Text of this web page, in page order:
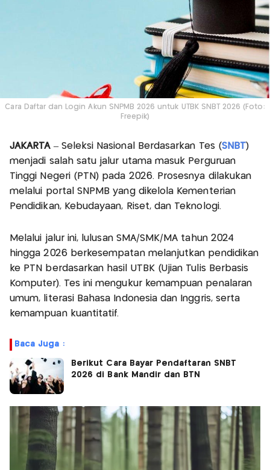
Cara Daftar dan Login Akun SNPMB 2026 untuk UTBK SNBT 2026 (Foto:
Freepik)
JAKARTA– Seleksi Nasional Berdasarkan Tes (SNBT)
menjadi salah satu jalur utama masuk Perguruan
Tinggi Negeri (PTN) pada 2026. Prosesnya dilakukan
melalui portal SNPMB yang dikelola Kementerian
Pendidikan, Kebudayaan, Riset, dan Teknologi.
Melalui jalur ini, lulusan SMA/SMK/MA tahun 2024
hingga 2026 berkesempatan melanjutkan pendidikan
ke PTN berdasarkan hasil UTBK (Ujian Tulis Berbasis
Komputer). Tes ini mengukur kemampuan penalaran
umum, literasi Bahasa Indonesia dan Inggris, serta
kemampuan kuantitatif.
Baca Juga :
Berikut Cara Bayar Pendaftaran SNBT
2026 di Bank Mandir dan BTN